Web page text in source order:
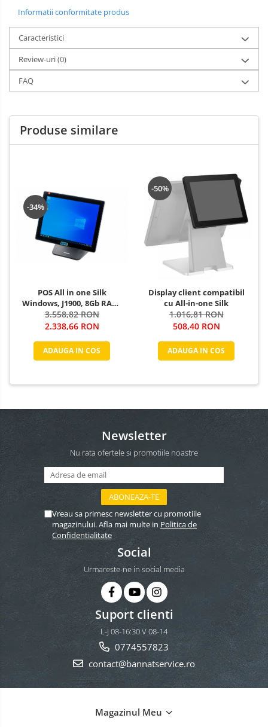
Informatii conformitate produs
Caracteristici
Review-uri(0)
FAQ
Produse similare
-34%
POS All in one Silk
Windows, J1900, 8Gb RAM,
128Gb SSD, touchscreen,
Windows
3.558,82 RON
2.338,66 RON
ADAUGA IN COS
-50%
Display client compatibil
cu All-in-one Silk
1.016,81 RON
508,40 RON
ADAUGA IN COS
Newsletter
Nu rata ofertele si promotiile noastre
Vreau sa primesc newsletter cu promotiile
magazinului. Afla mai multe in Politica de
Confidentialitate
Social
Urmareste-ne in social media
Suport clienti
L-J 08-16:30 V 08-14
0774557823
contact@bannatservice.ro
Magazinul Meu